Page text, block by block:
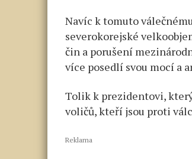
Navíc k tomuto
severokorejské
čin a porušení
více posedlí svou mocí a
Tolik k prezidentovi,
voličů, kteří jsou proti
Reklama